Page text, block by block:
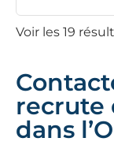
Voir les 19
recrute
dans